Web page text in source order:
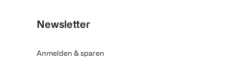
Newsletter
Anmelden & sparen